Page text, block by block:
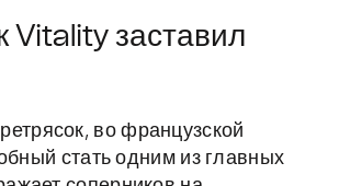
Vitality заставил
во французской
стать одним из главных